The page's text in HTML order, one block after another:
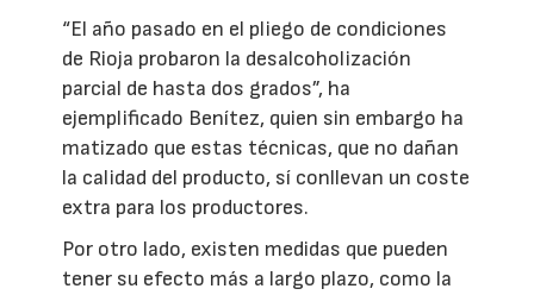
“El año pasado en el pliego de condiciones
de Rioja probaron la desalcoholización
parcial de hasta dos grados”, ha
ejemplificado Benítez, quien sin embargo ha
matizado que estas técnicas, que no dañan
la calidad del producto, sí conllevan un coste
extra para los productores.
Por otro lado, existen medidas que pueden
tener su efecto más a largo plazo, como la